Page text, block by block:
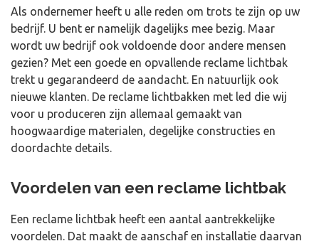
Als ondernemer heeft u alle reden om trots te zijn op uw
bedrijf. U bent er namelijk dagelijks mee bezig. Maar
wordt uw bedrijf ook voldoende door andere mensen
gezien? Met een goede en opvallende reclame lichtbak
trekt u gegarandeerd de aandacht. En natuurlijk ook
nieuwe klanten. De reclame lichtbakken met led die wij
voor u produceren zijn allemaal gemaakt van
hoogwaardige materialen, degelijke constructies en
doordachte details.
Voordelen van een reclame lichtbak
Een reclame lichtbak heeft een aantal aantrekkelijke
voordelen. Dat maakt de aanschaf en installatie daarvan